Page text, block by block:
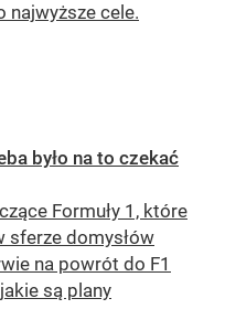
najwyższe cele.
było na to czekać
Formuły 1, które
sferze domysłów
na powrót do F1
są plany